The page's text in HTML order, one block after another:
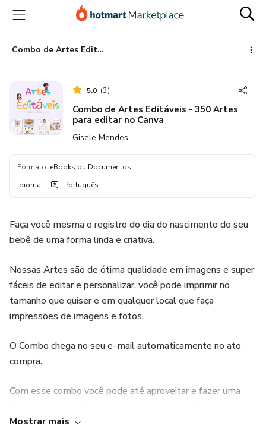
para
conteúdo
principal
para
pagamento
para
rodapé
Combo de Artes Editáveis - 350 Artes para editar no Canva
5.0 (3)
Combo de Artes Editáveis - 350 Artes
para editar no Canva
Gisele Mendes
Formato: eBooks ou Documentos
Idioma: Português
Faça você mesma o registro do dia do nascimento do seu
bebê de uma forma linda e criativa.
Nossas Artes são de ótima qualidade em imagens e super
fáceis de editar e personalizar, você pode imprimir no
tamanho que quiser e em qualquer local que faça
impressões de imagens e fotos.
O Combo chega no seu e-mail automaticamente no ato
compra.
Com esse combo você pode até aproveitar e fazer uma
Mostrar mais